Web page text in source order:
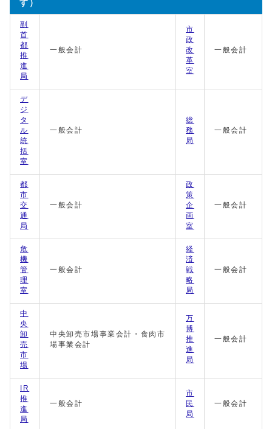
す）
副
首
都
推
進
局
一般会計
市
政
改
革
室
一般会計
デ
ジ
タ
ル
統
括
室
一般会計
総
務
局
一般会計
都
市
交
通
局
一般会計
政
策
企
画
室
一般会計
危
機
管
理
室
一般会計
経
済
戦
略
局
一般会計
中
央
卸
売
市
場
中央卸売市場事業会計・食肉市
場事業会計
万
博
推
進
局
一般会計
IR
推
進
局
一般会計
市
民
局
一般会計